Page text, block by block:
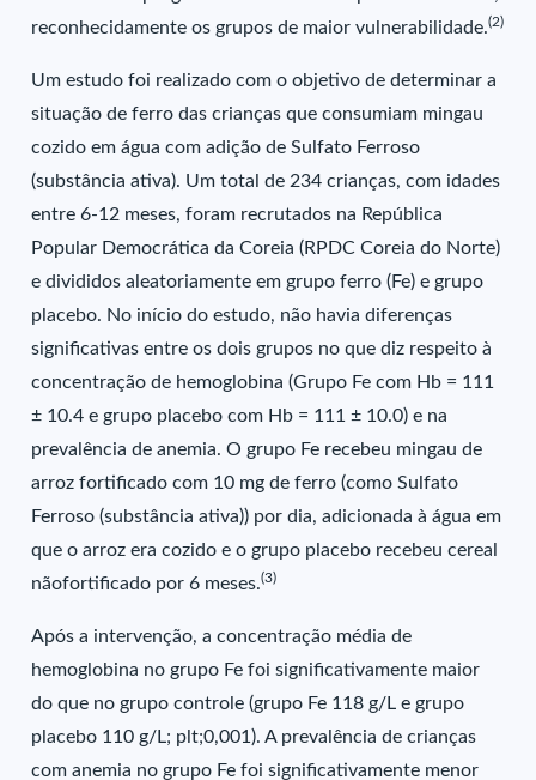
reconhecidamente os grupos de maior vulnerabilidade.(2)
Um estudo foi realizado com o objetivo de determinar a
situação de ferro das crianças que consumiam mingau
cozido em água com adição de Sulfato Ferroso
(substância ativa). Um total de 234 crianças, com idades
entre 6-12 meses, foram recrutados na República
Popular Democrática da Coreia (RPDC Coreia do Norte)
e divididos aleatoriamente em grupo ferro (Fe) e grupo
placebo. No início do estudo, não havia diferenças
significativas entre os dois grupos no que diz respeito à
concentração de hemoglobina (Grupo Fe com Hb = 111
± 10.4 e grupo placebo com Hb = 111 ± 10.0) e na
prevalência de anemia. O grupo Fe recebeu mingau de
arroz fortificado com 10 mg de ferro (como Sulfato
Ferroso (substância ativa)) por dia, adicionada à água em
que o arroz era cozido e o grupo placebo recebeu cereal
nãofortificado por 6 meses.(3)
Após a intervenção, a concentração média de
hemoglobina no grupo Fe foi significativamente maior
do que no grupo controle (grupo Fe 118 g/L e grupo
placebo 110 g/L; plt;0,001). A prevalência de crianças
com anemia no grupo Fe foi significativamente menor